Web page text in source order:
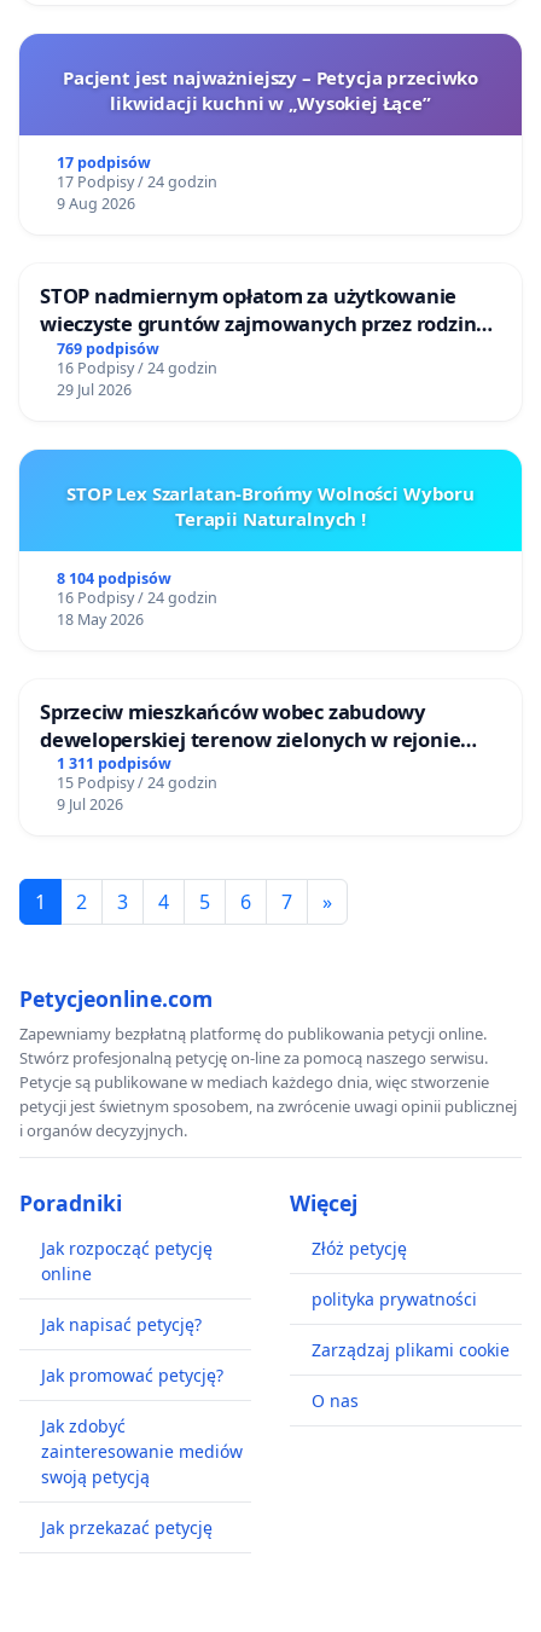
Pacjent jest najważniejszy – Petycja przeciwko
likwidacji kuchni w „Wysokiej Łące”
17 podpisów
17 Podpisy / 24 godzin
9 Aug 2026
STOP nadmiernym opłatom za użytkowanie
wieczyste gruntów zajmowanych przez rodzinne
ogrody działkowe.
769 podpisów
16 Podpisy / 24 godzin
29 Jul 2026
STOP Lex Szarlatan-Brońmy Wolności Wyboru
Terapii Naturalnych !
8 104 podpisów
16 Podpisy / 24 godzin
18 May 2026
Sprzeciw mieszkańców wobec zabudowy
deweloperskiej terenow zielonych w rejonie
Bulwarów Straceńskich w Bielsku-Białej
1 311 podpisów
15 Podpisy / 24 godzin
9 Jul 2026
1 2 3 4 5 6 7 »
Petycjeonline.com
Zapewniamy bezpłatną platformę do publikowania petycji online.
Stwórz profesjonalną petycję on-line za pomocą naszego serwisu.
Petycje są publikowane w mediach każdego dnia, więc stworzenie
petycji jest świetnym sposobem, na zwrócenie uwagi opinii publicznej
i organów decyzyjnych.
Poradniki
Jak rozpocząć petycję
online
Jak napisać petycję?
Jak promować petycję?
Jak zdobyć
zainteresowanie mediów
swoją petycją
Jak przekazać petycję
Więcej
Złóż petycję
polityka prywatności
Zarządzaj plikami cookie
O nas